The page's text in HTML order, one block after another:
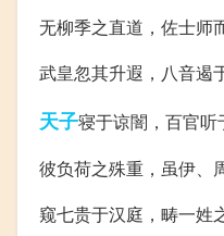
无柳季之直道，佐士师
武皇忽其升遐，八音遏
天子寝于谅闇，百官听
彼负荷之殊重，虽伊、
窥七贵于汉庭，畴一姓